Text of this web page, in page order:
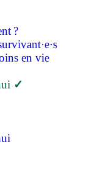
?
en vie
✓